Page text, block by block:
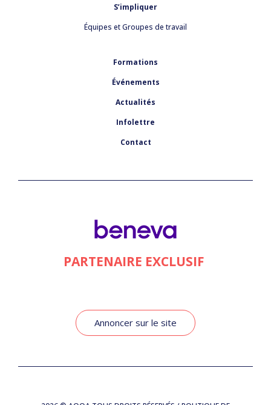
S’impliquer
Équipes et Groupes de travail
Formations
Événements
Actualités
Infolettre
Contact
PARTENAIRE EXCLUSIF
Annoncer sur le site